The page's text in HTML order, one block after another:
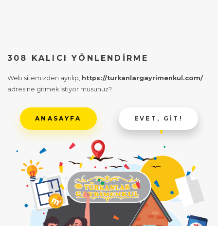
308 KALICI YÖNLENDIRME
Web sitemizden ayrılıp, https://turkanlargayrimenkul.com/
adresine gitmek istiyor musunuz?
ANASAYFA EVET, GIT!